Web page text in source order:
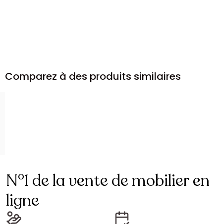
Comparez à des produits similaires
N°1 de la vente de mobilier en
ligne